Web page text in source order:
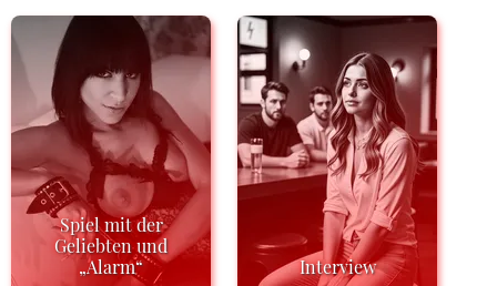
Spiel mit der
Geliebten und
„Alarm“
Interview